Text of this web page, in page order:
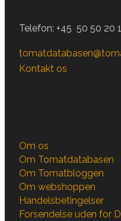
Telefon: +45 50 50 20
Kontakt os
Om os
Om Tomatdatabasen
Om Tomatbloggen
Om webshoppen
Handelsbetingelser
Forsendelse uden for